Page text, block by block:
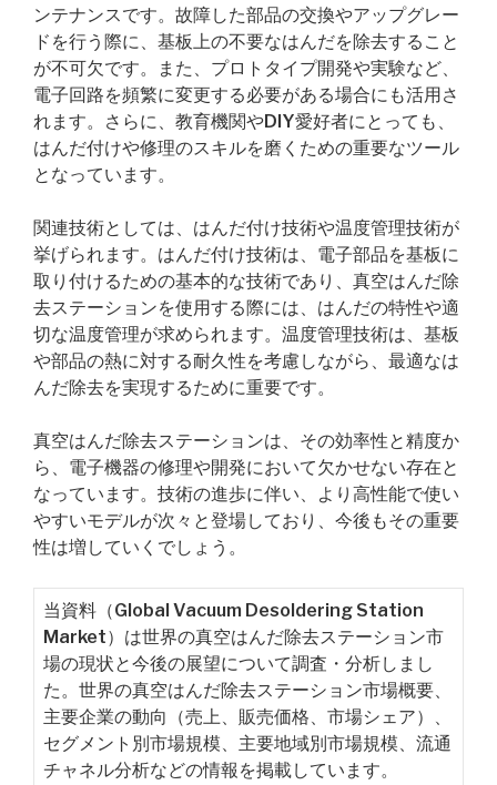
ンテナンスです。故障した部品の交換やアップグレー
ドを行う際に、基板上の不要なはんだを除去すること
が不可欠です。また、プロトタイプ開発や実験など、
電子回路を頻繁に変更する必要がある場合にも活用さ
れます。さらに、教育機関やDIY愛好者にとっても、
はんだ付けや修理のスキルを磨くための重要なツール
となっています。
関連技術としては、はんだ付け技術や温度管理技術が
挙げられます。はんだ付け技術は、電子部品を基板に
取り付けるための基本的な技術であり、真空はんだ除
去ステーションを使用する際には、はんだの特性や適
切な温度管理が求められます。温度管理技術は、基板
や部品の熱に対する耐久性を考慮しながら、最適なは
んだ除去を実現するために重要です。
真空はんだ除去ステーションは、その効率性と精度か
ら、電子機器の修理や開発において欠かせない存在と
なっています。技術の進歩に伴い、より高性能で使い
やすいモデルが次々と登場しており、今後もその重要
性は増していくでしょう。
当資料（Global Vacuum Desoldering Station
Market）は世界の真空はんだ除去ステーション市
場の現状と今後の展望について調査・分析しまし
た。世界の真空はんだ除去ステーション市場概要、
主要企業の動向（売上、販売価格、市場シェア）、
セグメント別市場規模、主要地域別市場規模、流通
チャネル分析などの情報を掲載しています。